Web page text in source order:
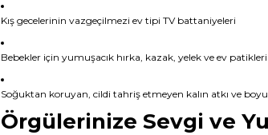
Kış gecelerinin vazgeçilmezi ev tipi TV battaniyeleri
Bebekler için yumuşacık hırka, kazak, yelek ve ev patikleri
Soğuktan koruyan, cildi tahriş etmeyen kalın atkı ve
Örgülerinize Sevgi ve